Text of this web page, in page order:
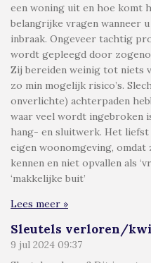
een woning uit en hoe komt
belangrijke vragen wanneer
inbraak. Ongeveer tachtig
wordt gepleegd door
Zij bereiden weinig tot niets
zo min mogelijk risico’s.
onverlichte) achterpaden
waar veel wordt ingebroken
hang- en sluitwerk. Het
eigen woonomgeving, omdat
kennen en niet opvallen als
‘makkelijke buit’
Lees meer »
Sleutels verloren/
9 jul 2024 09:37